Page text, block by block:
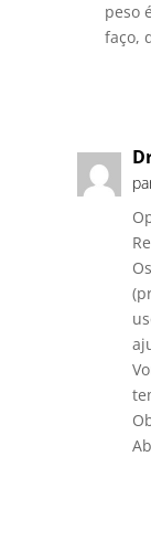
peso
faço,